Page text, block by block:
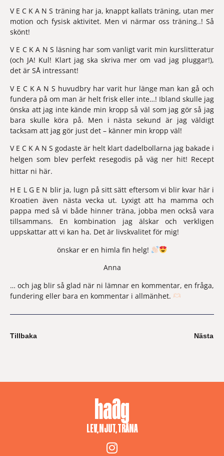
V E C K A N S träning har ja, knappt kallats träning, utan mer
motion och fysisk aktivitet. Men vi närmar oss träning..! Så
skönt!
V E C K A N S läsning har som vanligt varit min kurslitteratur
(och JA! Kul! Klart jag ska skriva mer om vad jag pluggar!),
det är SÅ intressant!
V E C K A N S huvudbry har varit hur länge man kan gå och
fundera på om man är helt frisk eller inte…! Ibland skulle jag
önska att jag inte kände min kropp så väl som jag gör så jag
bara skulle köra på. Men i nästa sekund är jag väldigt
tacksam att jag gör just det – känner min kropp väl!
V E C K A N S godaste är helt klart dadelbollarna jag bakade i
helgen som blev perfekt resegodis på väg ner hit! Recept
hittar ni här.
H E L G E N blir ja, lugn på sitt sätt eftersom vi blir kvar här i
Kroatien även nästa vecka ut. Lyxigt att ha mamma och
pappa med så vi både hinner träna, jobba men också vara
tillsammans. En kombination jag älskar och verkligen
uppskattar att vi kan ha. Det är livskvalitet för mig!
önskar er en himla fin helg!
Anna
… och jag blir så glad när ni lämnar en kommentar, en fråga,
fundering eller bara en kommentar i allmänhet.
Tillbaka Nästa
LEV, NJUT, TRÄNA